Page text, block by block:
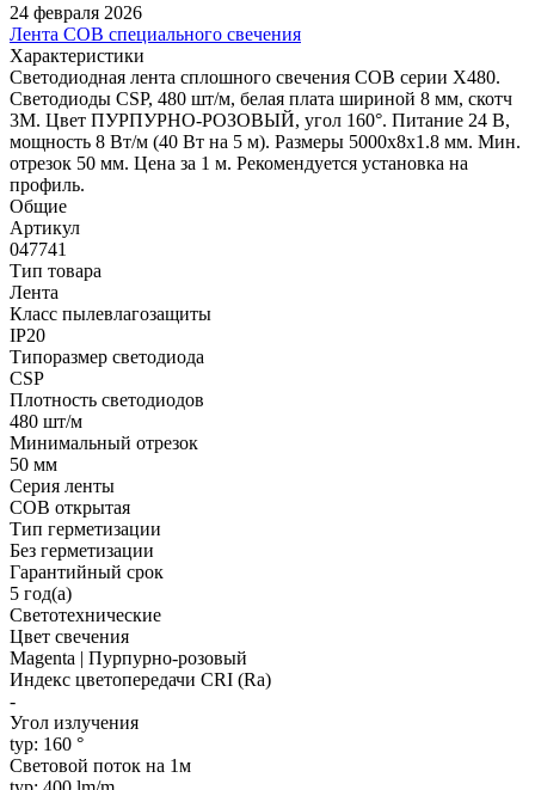
24 февраля 2026
Лента COB специального свечения
Характеристики
Светодиодная лента сплошного свечения COB серии X480.
Светодиоды CSP, 480 шт/м, белая плата шириной 8 мм, скотч
3M. Цвет ПУРПУРНО-РОЗОВЫЙ, угол 160°. Питание 24 В,
мощность 8 Вт/м (40 Вт на 5 м). Размеры 5000х8х1.8 мм. Мин.
отрезок 50 мм. Цена за 1 м. Рекомендуется установка на
профиль.
Общие
Артикул
047741
Тип товара
Лента
Класс пылевлагозащиты
IP20
Типоразмер светодиода
CSP
Плотность светодиодов
480 шт/м
Минимальный отрезок
50 мм
Серия ленты
COB открытая
Тип герметизации
Без герметизации
Гарантийный срок
5 год(а)
Светотехнические
Цвет свечения
Magenta | Пурпурно-розовый
Индекс цветопередачи CRI (Ra)
-
Угол излучения
typ: 160 °
Световой поток на 1м